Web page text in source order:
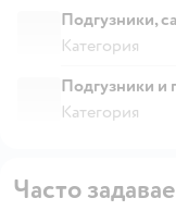
Подгузники,
Категория
Подгузники и
Категория
Часто